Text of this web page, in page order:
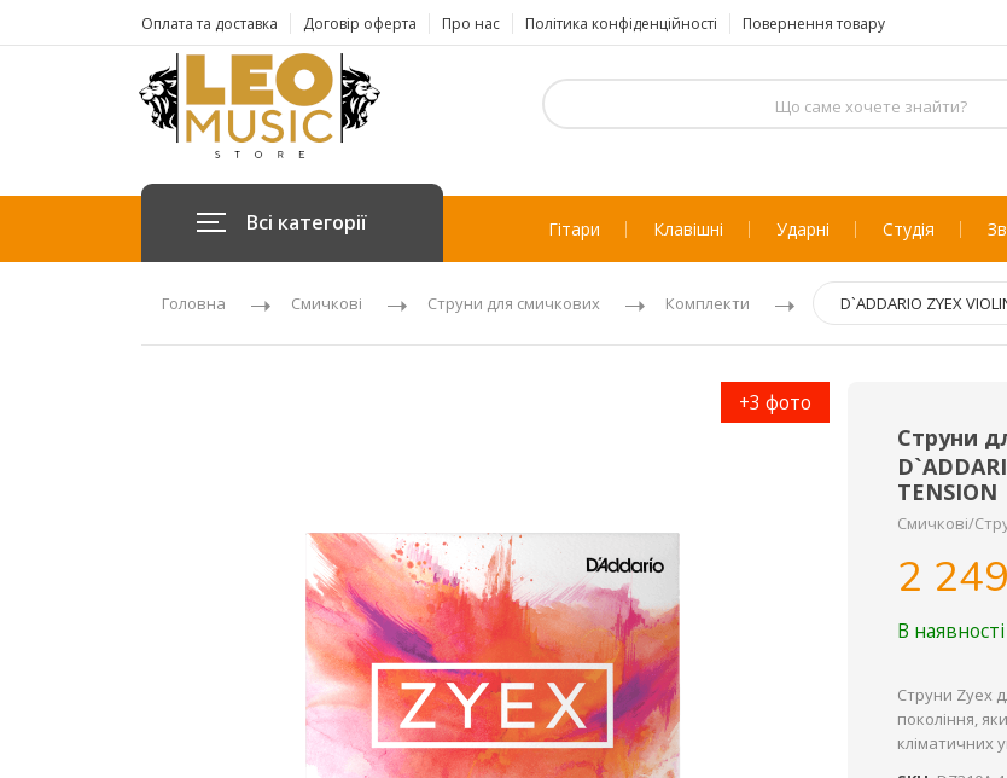
Оплата та доставка Договір оферта Про нас Політика конфіденційності Повернення товару
Всі категорії Гітари Клавішні Ударні Студія
Головна Смичкові Струни для смичкових Комплекти D`ADDARIO ZYEX
+3 фото
Струни
TENSION
Смичкові/
2
В наявності
Струни Zyex
покоління,
кліматичних